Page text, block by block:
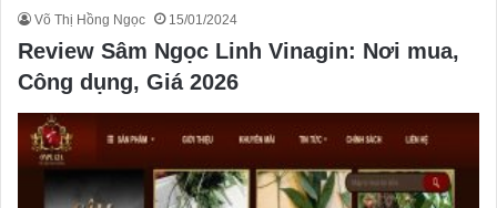
Võ Thị Hồng Ngọc 15/01/2024
Review Sâm Ngọc Linh Vinagin: Nơi mua,
Công dụng, Giá 2026